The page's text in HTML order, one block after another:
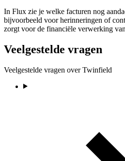
In Flux zie je welke facturen nog
bijvoorbeeld voor herinneringen of
zorgt voor de financiële verwerking
Veelgestelde vragen
Veelgestelde vragen over Twinfield